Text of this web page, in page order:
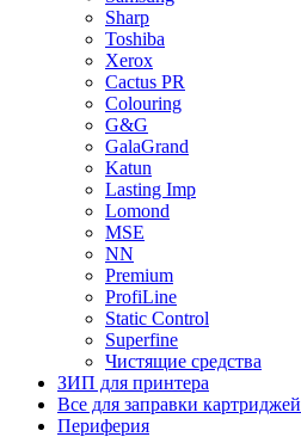
Sharp
Toshiba
Xerox
Cactus PR
Colouring
G&G
GalaGrand
Katun
Lasting Imp
Lomond
MSE
NN
Premium
ProfiLine
Static Control
Superfine
Чистящие средства
ЗИП для принтера
Все для заправки картриджей
Периферия